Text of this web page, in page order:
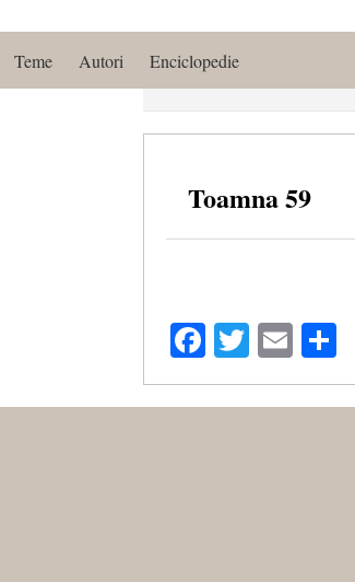
Teme Autori Enciclopedie
Toamna 59
Facebook
Twitter
Email